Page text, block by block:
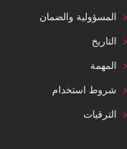
المسؤولية والضمان
التاريخ
المهمة
شروط استخدام
الترقيات